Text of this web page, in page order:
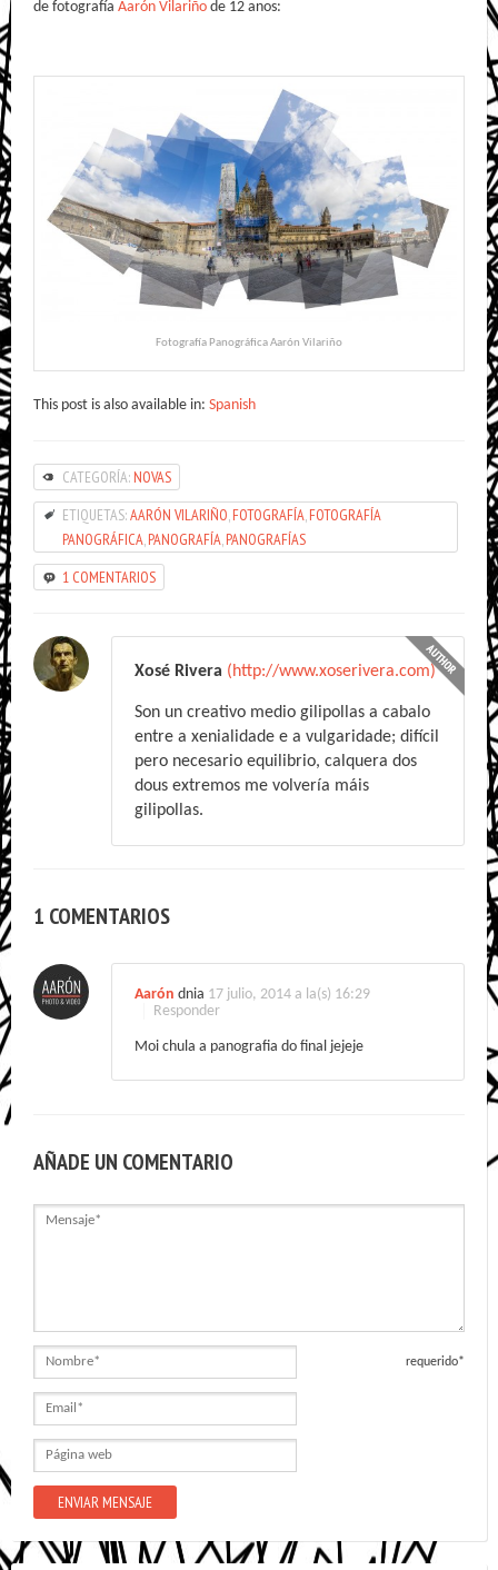
de fotografía Aarón Vilariño de 12 anos:
Fotografía Panográfica Aarón Vilariño
This post is also available in: Spanish
CATEGORÍA: NOVAS
ETIQUETAS:AARÓN VILARIÑO,FOTOGRAFÍA,FOTOGRAFÍA
PANOGRÁFICA,PANOGRAFÍA,PANOGRAFÍAS
1 COMENTARIOS
Xosé Rivera (http://www.xoserivera.com)
Son un creativo medio gilipollas a cabalo
entre a xenialidade e a vulgaridade; difícil
pero necesario equilibrio, calquera dos
dous extremos me volvería máis
gilipollas.
1 COMENTARIOS
Aarón dnia 17 julio, 2014 a la(s) 16:29
Responder
Moi chula a panografia do final jejeje
AÑADE UN COMENTARIO
Mensaje
requerido*
Nombre
Email
Página
web